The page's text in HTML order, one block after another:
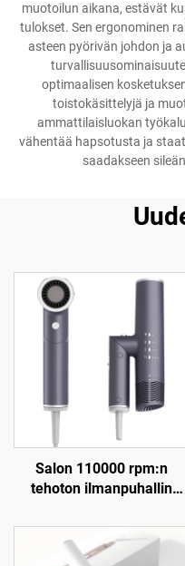
muotoilun aikana, estävät
tulokset. Sen ergonominen
asteen pyörivän johdon ja
optimaalisen
toistokäsittelyjä ja
ammattilaisluokan
vähentää hapsotusta ja
saadakseen
Salon 110000 rpm:n
tehoton ilmanpuhallin
diffuusorilla